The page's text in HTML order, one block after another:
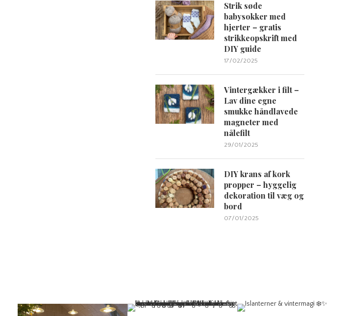
Strik søde
babysokker med
hjerter – gratis
strikkeopskrift med
DIY guide
17/02/2025
Vintergækker i filt –
Lav dine egne
smukke håndlavede
magneter med
nålefilt
29/01/2025
DIY krans af kork
propper – hyggelig
dekoration til væg og
bord
07/01/2025